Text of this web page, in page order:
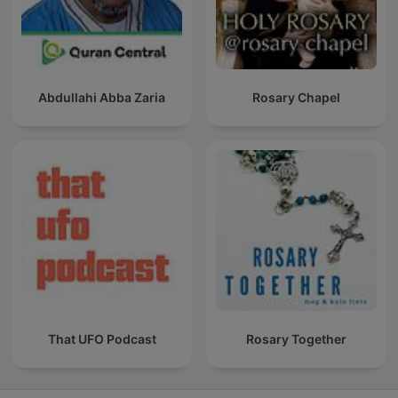
Abdullahi Abba Zaria Rosary Chapel
That UFO Podcast Rosary Together